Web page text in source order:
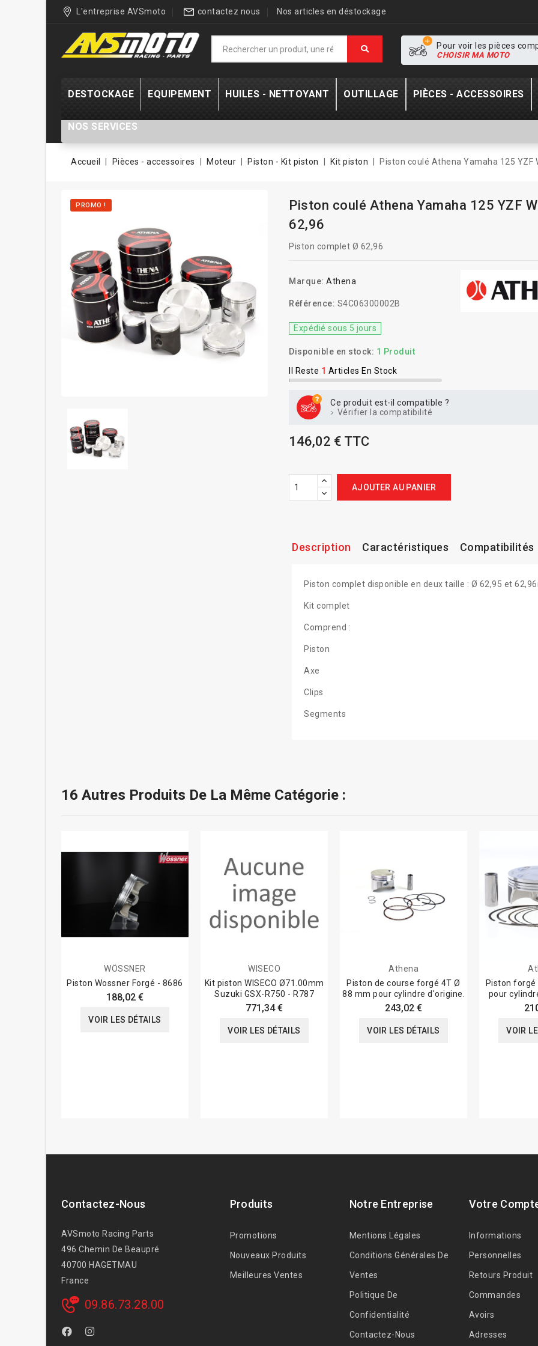
L'entreprise AVSmoto contactez nous Nos articles en déstockage
Pour voir les pièces
CHOISIR MA MOTO
DESTOCKAGE EQUIPEMENT HUILES - NETTOYANT OUTILLAGE PIÈCES - ACCESSOIRES
NOS SERVICES
Accueil Pièces - accessoires Moteur Piston - Kit piston Kit piston Piston coulé Athena Yamaha 125 YZF
PROMO !
Piston coulé Athena Yamaha 125 YZF
62,96
Piston complet Ø 62,96
Marque: Athena
Référence: S4C06300002B
Expédié sous 5 jours
Disponible en stock: 1 Produit
Il Reste 1 Articles En Stock
Ce produit est-il compatible ?
Vérifier la compatibilité
146,02 € TTC
AJOUTER AU PANIER
Description Caractéristiques Compatibilités
Piston complet disponible en deux taille : Ø 62,95 et
Kit complet
Comprend :
Piston
Axe
Clips
Segments
16 Autres Produits De La Même Catégorie :
WÖSSNER
Piston Wossner Forgé - 8686
188,02 €
VOIR LES DÉTAILS
WISECO
Kit piston WISECO Ø71.00mm
Suzuki GSX-R750 - R787
771,34 €
VOIR LES DÉTAILS
Athena
Piston de course forgé 4T Ø
88 mm pour cylindre d'origine.
243,02 €
VOIR LES DÉTAILS
Piston
pour
VOIR
Contactez-Nous
AVSmoto Racing Parts
496 Chemin De Beaupré
40700 HAGETMAU
France
09.86.73.28.00
Produits
Promotions
Nouveaux Produits
Meilleures Ventes
Notre Entreprise
Mentions Légales
Conditions Générales De
Ventes
Politique De
Confidentialité
Contactez-Nous
Votre
Informations
Personnelles
Retours Produit
Commandes
Avoirs
Adresses